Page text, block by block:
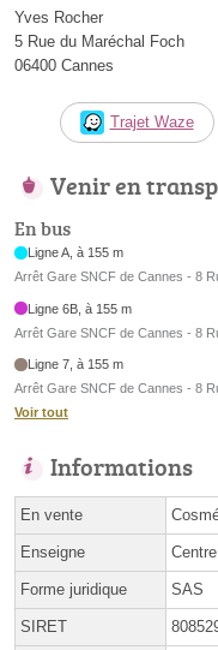
Yves Rocher
5 Rue du Maréchal Foch
06400 Cannes
Trajet Waze
Venir en
En bus
Ligne A, à 155 m
Arrêt Gare SNCF de Cannes - 8
Ligne 6B, à 155 m
Arrêt Gare SNCF de Cannes - 8
Ligne 7, à 155 m
Arrêt Gare SNCF de Cannes - 8
Voir tout
Informations
En vente
Enseigne
Forme juridique SAS
SIRET